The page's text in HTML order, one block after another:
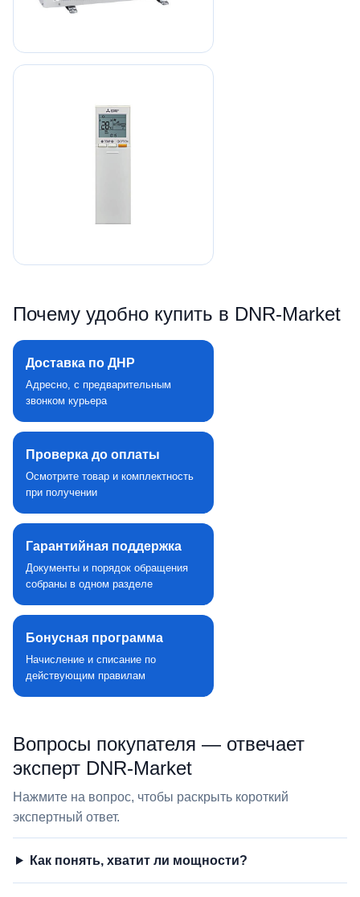
Почему удобно купить в DNR‑Market
Доставка по ДНР
Адресно, с предварительным
звонком курьера
Проверка до оплаты
Осмотрите товар и комплектность
при получении
Гарантийная поддержка
Документы и порядок обращения
собраны в одном разделе
Бонусная программа
Начисление и списание по
действующим правилам
Вопросы покупателя — отвечает
эксперт DNR‑Market
Нажмите на вопрос, чтобы раскрыть короткий
экспертный ответ.
Как понять, хватит ли мощности?